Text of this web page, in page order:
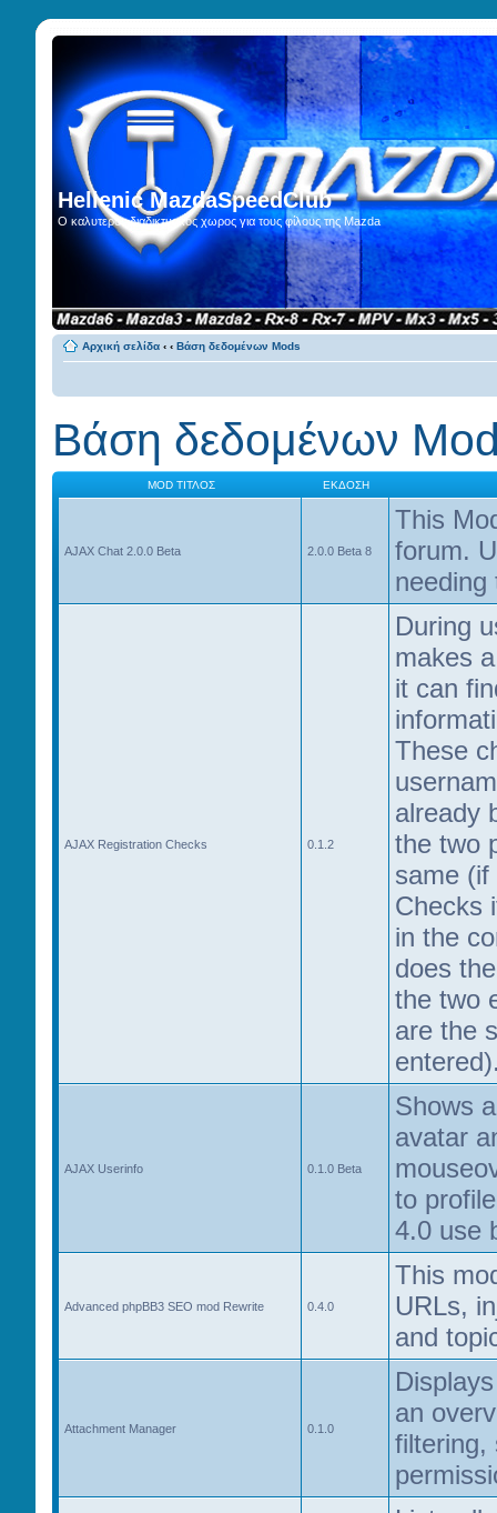
Hellenic MazdaSpeedClub
Ο καλυτερος διαδικτυακος χωρος για τους φίλους της Mazda
Αρχική σελίδα ‹ ‹ Βάση δεδομένων Mods
Βάση δεδομένων
MOD ΤΊΤΛΟΣ ΈΚΔΟΣΗ
AJAX Chat 2.0.0 Beta 2.0.0 Beta 8
This
forum.
needing
AJAX Registration Checks 0.1.2
During
makes
it can
These
already
the two
same (if
Checks
in the
does
the two
are the
AJAX Userinfo 0.1.0 Beta
Shows
avatar
to
4.0 use
Advanced phpBB3 SEO mod Rewrite 0.4.0
This
URLs,
and
Attachment Manager 0.1.0
an
filtering,